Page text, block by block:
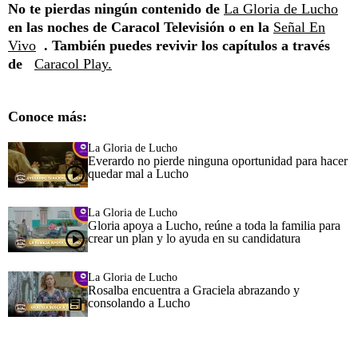
No te pierdas ningún contenido de La Gloria de Lucho
en las noches de Caracol Televisión o en la Señal En
Vivo . También puedes revivir los capítulos a través
de
Caracol Play.
Conoce más:
La Gloria de Lucho
Everardo no pierde ninguna oportunidad para hacer
quedar mal a Lucho
La Gloria de Lucho
Gloria apoya a Lucho, reúne a toda la familia para
crear un plan y lo ayuda en su candidatura
La Gloria de Lucho
Rosalba encuentra a Graciela abrazando y
consolando a Lucho